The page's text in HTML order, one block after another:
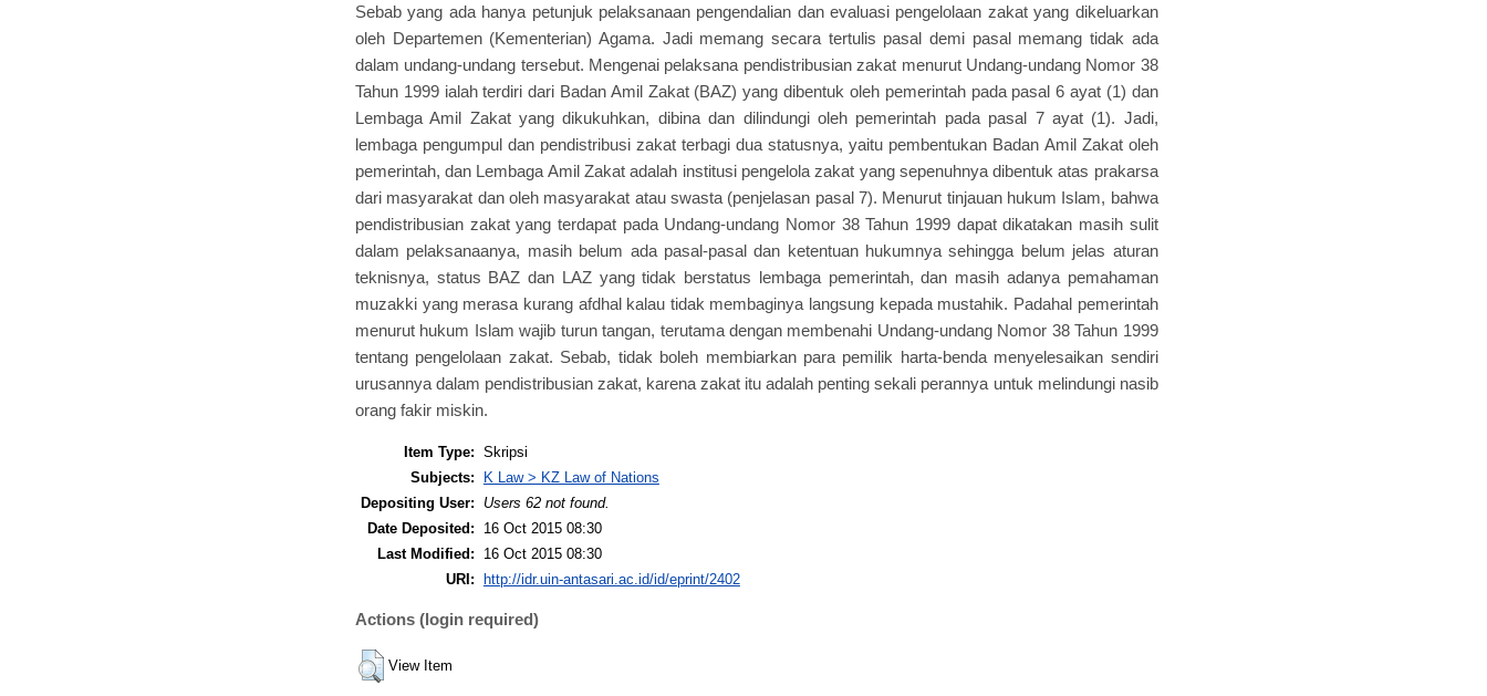
Sebab yang ada hanya petunjuk pelaksanaan pengendalian dan evaluasi pengelolaan zakat yang dikeluarkan
oleh Departemen (Kementerian) Agama. Jadi memang secara tertulis pasal demi pasal memang tidak ada
dalam undang-undang tersebut. Mengenai pelaksana pendistribusian zakat menurut Undang-undang Nomor 38
Tahun 1999 ialah terdiri dari Badan Amil Zakat (BAZ) yang dibentuk oleh pemerintah pada pasal 6 ayat (1) dan
Lembaga Amil Zakat yang dikukuhkan, dibina dan dilindungi oleh pemerintah pada pasal 7 ayat (1). Jadi,
lembaga pengumpul dan pendistribusi zakat terbagi dua statusnya, yaitu pembentukan Badan Amil Zakat oleh
pemerintah, dan Lembaga Amil Zakat adalah institusi pengelola zakat yang sepenuhnya dibentuk atas prakarsa
dari masyarakat dan oleh masyarakat atau swasta (penjelasan pasal 7). Menurut tinjauan hukum Islam, bahwa
pendistribusian zakat yang terdapat pada Undang-undang Nomor 38 Tahun 1999 dapat dikatakan masih sulit
dalam pelaksanaanya, masih belum ada pasal-pasal dan ketentuan hukumnya sehingga belum jelas aturan
teknisnya, status BAZ dan LAZ yang tidak berstatus lembaga pemerintah, dan masih adanya pemahaman
muzakki yang merasa kurang afdhal kalau tidak membaginya langsung kepada mustahik. Padahal pemerintah
menurut hukum Islam wajib turun tangan, terutama dengan membenahi Undang-undang Nomor 38 Tahun 1999
tentang pengelolaan zakat. Sebab, tidak boleh membiarkan para pemilik harta-benda menyelesaikan sendiri
urusannya dalam pendistribusian zakat, karena zakat itu adalah penting sekali perannya untuk melindungi nasib
orang fakir miskin.
Item Type: Skripsi
Subjects:
K Law > KZ Law of Nations
Depositing User:
Users 62 not found.
Date Deposited:
16 Oct 2015 08:30
Last Modified:
16 Oct 2015 08:30
URI: http://idr.uin-antasari.ac.id/id/eprint/2402
Actions (login required)
View Item